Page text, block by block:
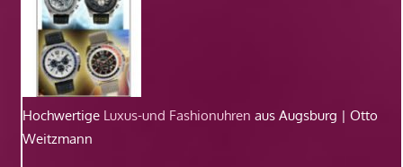
Hochwertige Luxus-und Fashionuhren aus Augsburg | Otto
Weitzmann